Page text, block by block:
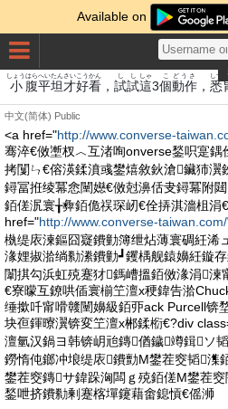
Available on
小
しょう
腹
はら
平坦
へいたん
才
さい
好
こう
看
かん
， 試
し
試
し
這
しゃ
3個
こ
動作
どうさ
， 悉
しつ
中文(简体) Public
<a href="http://www.converse-
骞淬€傚壍杈︿互渚咰onverse鍫呮寔
拷闅ㄣ€傛渶鍒濆彧鐢熺敘鈥滄鑶犻瀷
鐞冨拰绫冪悆闉嬨€傚尅濞佸叏鐞冪附
銆傞泦寰╁彜銆佹祦琛屻€佺挵淇濇柤涓
href="http://www.converse-taiwan.com/
槸缇庡湅鏂囧寲鐨勭簿绁炶薄寰碉紝浠
湪娌掓湁绱勬潫鐨勭┛钁楀舰鎱嬶紝鏇
闈掑勾浜虹殑蹇犲鎷嶆搵銆傚湪涓湅
€寮曚互鐐哄偛寰椾笁澶х稉鍏告湁
缍撳吀甯嗗竷闉嬶級銆丣ack Purcell锛
块亱鍕曢瀷锛変笁澶х郴鍒椼€?div
澶氫汉鍋ヨ韩锛岄兘鏄偤鐬竴鍓ソ
鐒惰伅鎯冲埌缇庡鐨勯Μ鐢茬窔韬潗
鐢茬窔鏄サ鍏跺洶闆ｇ殑銆傞Μ鐢茬
鍫呭挤鐨勬剰蹇楁墠鑳藉畬鎴愩€傜浉